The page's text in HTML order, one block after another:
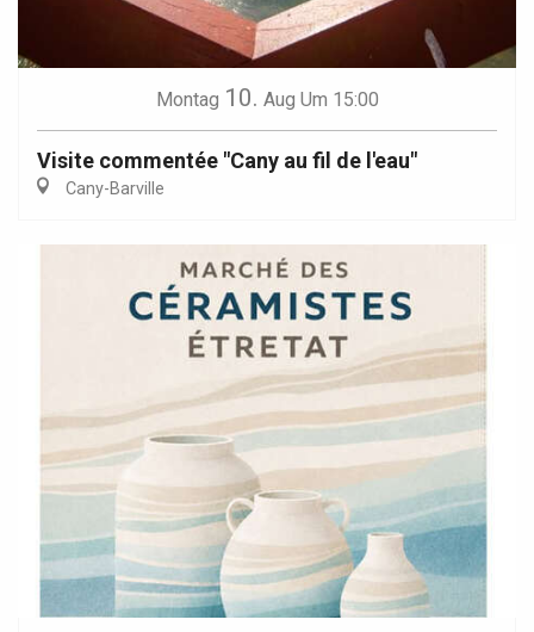
Montag 10. Aug Um 15:00
Visite commentée "Cany au fil de l'eau"
Cany-Barville